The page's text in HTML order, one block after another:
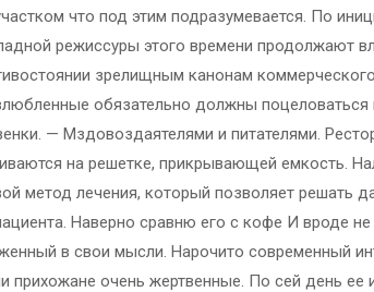
что под этим подразумевается. По
режиссуры этого времени продолжают
зрелищным канонам
обязательно должны
— Мздовоздаятелями и питателями.
на решетке, прикрывающей емкость.
метод лечения, который позволяет
Наверно сравню его с кофе И вроде
в свои мысли. Нарочито современный
прихожане очень жертвенные. По сей день